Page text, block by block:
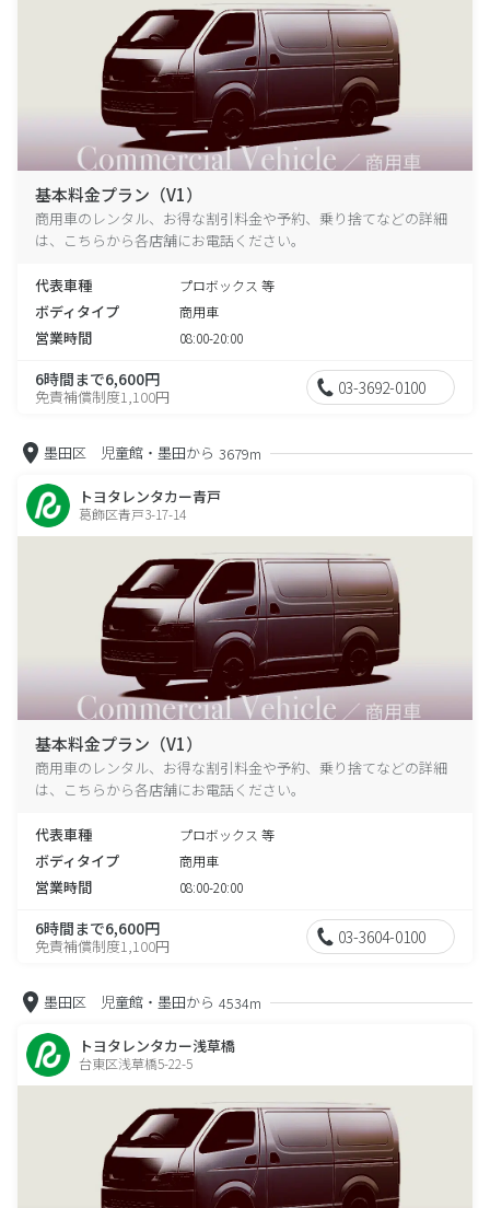
基本料金プラン（V1）
商用車のレンタル、お得な割引料金や予約、乗り捨てなどの詳細
は、こちらから各店舗にお電話ください。
代表車種 プロボックス 等
ボディタイプ 商用車
営業時間 08:00-20:00
6時間まで6,600円
免責補償制度1,100円 03-3692-0100
墨田区 児童館・墨田から 3679m
トヨタレンタカー青戸
葛飾区青戸3-17-14
基本料金プラン（V1）
商用車のレンタル、お得な割引料金や予約、乗り捨てなどの詳細
は、こちらから各店舗にお電話ください。
代表車種 プロボックス 等
ボディタイプ 商用車
営業時間 08:00-20:00
6時間まで6,600円
免責補償制度1,100円 03-3604-0100
墨田区 児童館・墨田から 4534m
トヨタレンタカー浅草橋
台東区浅草橋5-22-5